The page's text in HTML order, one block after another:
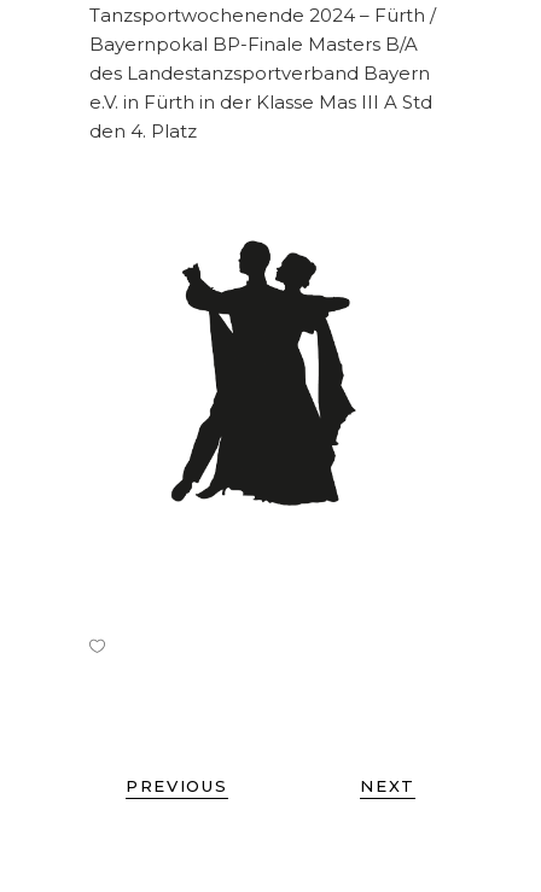
Tanzsportwochenende 2024 – Fürth /
Bayernpokal BP-Finale Masters B/A
des Landestanzsportverband Bayern
e.V. in Fürth in der Klasse Mas III A Std
den 4. Platz
PREVIOUS NEXT